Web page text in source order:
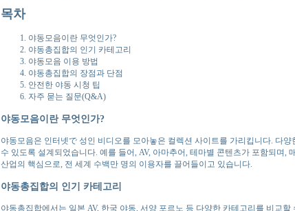
목차
야동모음이란 무엇인가?
야동총집합의 인기 카테고리
야동모음 이용 방법
야동총집합의 장점과 단점
안전한 야동 시청 팁
자주 묻는 질문(Q&A)
야동모음이란 무엇인가?
야동모음은 인터넷で 성인 비디오를 모아놓은 컬렉션 사이트를 가리킵니다. 다
수 있도록 설계되었습니다. 예를 들어, AV, 아마추어, 테마별 콘텐츠가 포함되며
산업의 핵심으로, 전 세계 수백만 명의 이용자를 끌어들이고 있습니다.
야동총집합의 인기 카테고리
야동총집합에서는 일본 AV, 한국 야동, 서양 포르노 등 다양한 카테고리를 비교